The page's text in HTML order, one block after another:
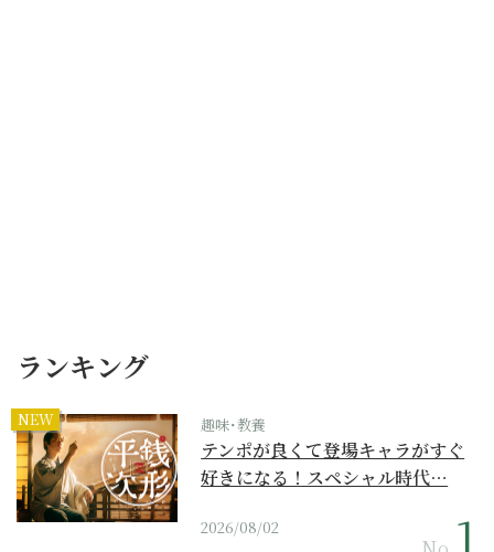
ランキング
NEW 趣味･教養
テンポが良くて登場キャラがすぐ
好きになる！スペシャル時代…
2026/08/02